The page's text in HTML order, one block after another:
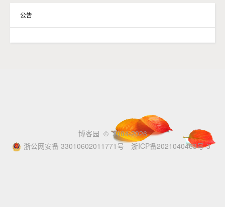
公告
博客园 © 2004-2026
浙公网安备 33010602011771号
浙ICP备2021040463号-3